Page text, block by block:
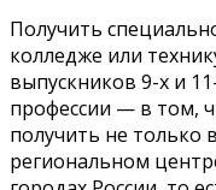
Получить
колледже или
выпускников 9-х и
профессии — в том,
получить не только
региональном